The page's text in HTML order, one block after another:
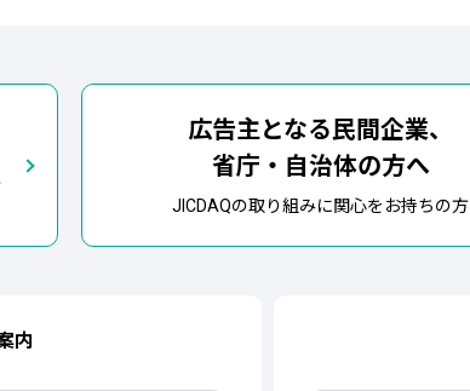
広告主となる民間企業、
省庁・自治体の方へ
JICDAQの取り組みに関心をお持ちの方
内